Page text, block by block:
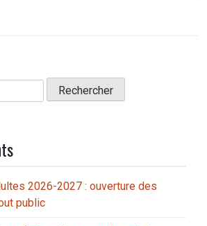
2026-2027 : ouverture des
public